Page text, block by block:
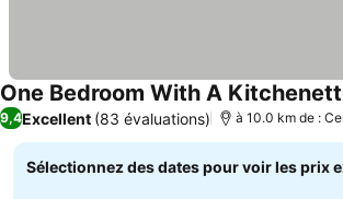
One Bedroom With A
9,4Excellent (83 évaluations) à 10.0 km de :
Sélectionnez des dates pour voir les prix